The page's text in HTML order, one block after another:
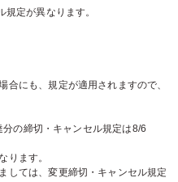
定が異なります。
にも、規定が適用されますので、
の締切・キャンセル規定は8/6
ります。
しては、変更締切・キャンセル規定